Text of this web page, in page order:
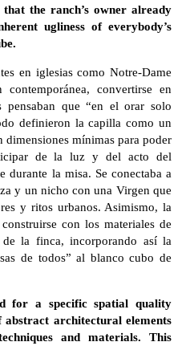
the ranch’s owner already
ugliness of everybody’s
en iglesias como Notre-Dame
convertirse en
pensaban que “en el orar solo
definieron la capilla como un
mínimas para poder
de la luz y del acto del
durante la misa. Se conectaba a
y un nicho con una Virgen que
y ritos urbanos. Asimismo, la
con los materiales de
la finca, incorporando así la
de todos” al blanco cubo de
for a specific spatial quality
architectural elements
and materials. This